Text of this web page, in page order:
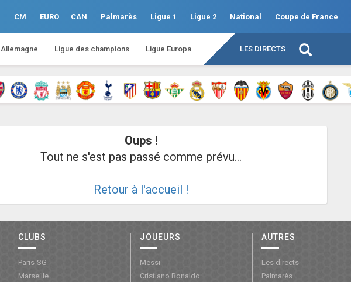
CM EURO CAN Palmarès Ligue 1 Ligue 2 National Coupe de France
Allemagne Ligue des champions Ligue Europa LES DIRECTS
Oups !
Tout ne s'est pas passé comme prévu...
Retour à l'accueil !
CLUBS
Paris-SG
Marseille
JOUEURS
Messi
Cristiano Ronaldo
AUTRES
Les directs
Palmarès